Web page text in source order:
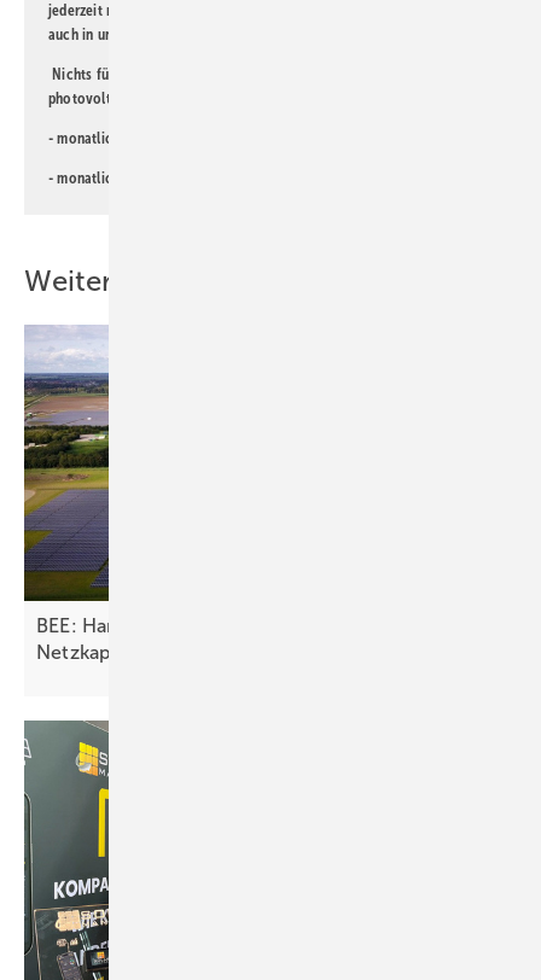
jederzeit möglich. Informationen zum Umgang mit Daten finden Sie
auch in unserer
Nichts für Sie dabei? Dann lesen Sie doch einen unserer weiteren
photovoltaik-Newsletter!
- monatlicher
- monatlicher
Weitere Inhalte
BEE: Handlungsempfehlung für Reservierung von
Netzkapazitäten